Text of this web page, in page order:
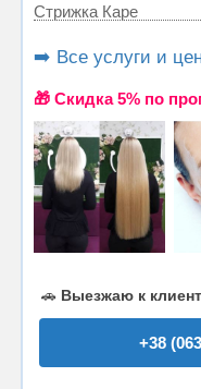
Стрижка Каре
➡️ Все услуги и
🎁 Cкидка 5% по
🚗 Выезжаю к
+38